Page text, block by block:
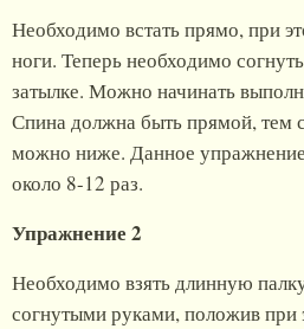
Необходимо встать прямо, при
ноги. Теперь необходимо
затылке. Можно начинать
Спина должна быть прямой, тем
можно ниже. Данное
около 8-12 раз.
Упражнение 2
Необходимо взять длинную
согнутыми руками, положив при